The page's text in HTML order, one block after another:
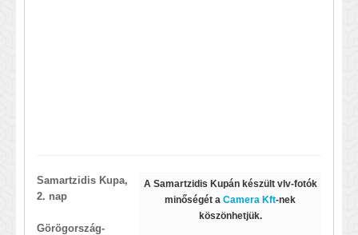
A Samartzidis Kupán készült vlv-fotók
minőségét a Camera Kft-nek
köszönhetjük.
Samartzidis Kupa,
2. nap
Görögország-